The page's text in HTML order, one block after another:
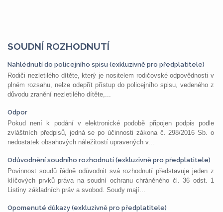
SOUDNÍ ROZHODNUTÍ
Nahlédnutí do policejního spisu (exkluzivně pro předplatitele)
Rodiči nezletilého dítěte, který je nositelem rodičovské odpovědnosti v
plném rozsahu, nelze odepřít přístup do policejního spisu, vedeného z
důvodu zranění nezletilého dítěte,...
Odpor
Pokud není k podání v elektronické podobě připojen podpis podle
zvláštních předpisů, jedná se po účinnosti zákona č. 298/2016 Sb. o
nedostatek obsahových náležitostí upravených v...
Odůvodnění soudního rozhodnutí (exkluzivně pro předplatitele)
Povinnost soudů řádně odůvodnit svá rozhodnutí představuje jeden z
klíčových prvků práva na soudní ochranu chráněného čl. 36 odst. 1
Listiny základních práv a svobod. Soudy mají...
Opomenuté důkazy (exkluzivně pro předplatitele)